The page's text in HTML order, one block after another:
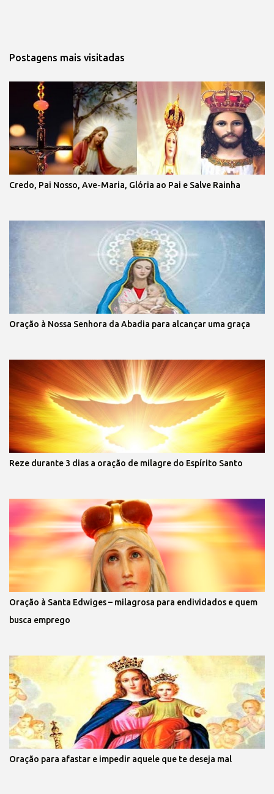
Postagens mais visitadas
Credo, Pai Nosso, Ave-Maria, Glória ao Pai e Salve Rainha
Oração à Nossa Senhora da Abadia para alcançar uma graça
Reze durante 3 dias a oração de milagre do Espírito Santo
Oração à Santa Edwiges – milagrosa para endividados e quem
busca emprego
Oração para afastar e impedir aquele que te deseja mal